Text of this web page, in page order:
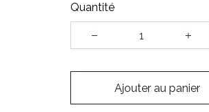
Quantité
Ajouter au panier